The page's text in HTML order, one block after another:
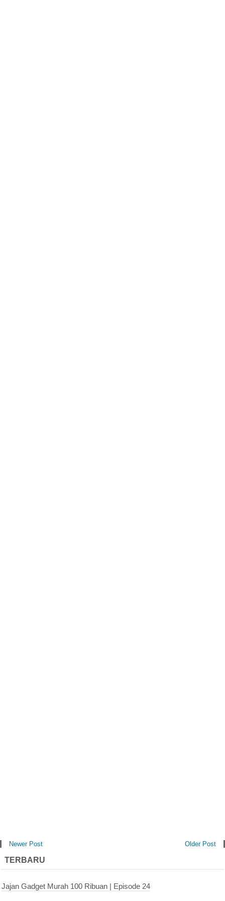
Newer Post Older Post
TERBARU
Jajan Gadget Murah 100 Ribuan | Episode 24